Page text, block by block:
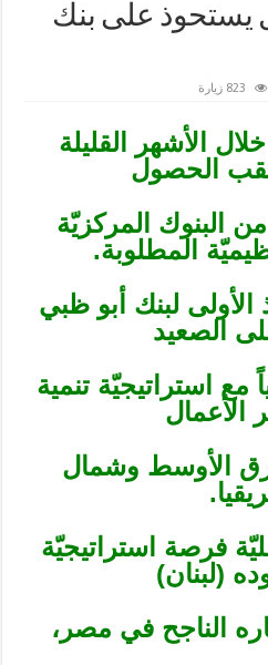
يستحوذ على بنك
823 زيارة
الأشهر القليلة
الحصول
البنوك المركزيّة
المطلوبة.
الأولى لبنك أبو ظبي
الصعيد
مع استراتيجيّة تنمية
الأعمال
الأوسط وشمال
فرصة استراتيجيّة
(لبنان)
الناجح في مصر،